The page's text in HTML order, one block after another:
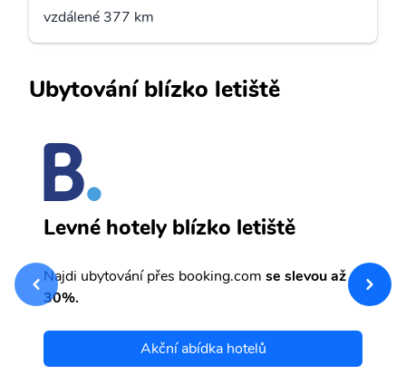
vzdálené 377 km
Ubytování blízko letiště
Levné hotely blízko letiště
Najdi ubytování přes booking.com se slevou až
30%.
Akční abídka hotelů